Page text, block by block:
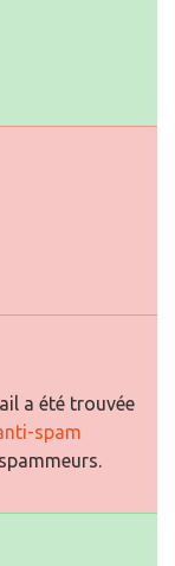
a été trouvée
spam